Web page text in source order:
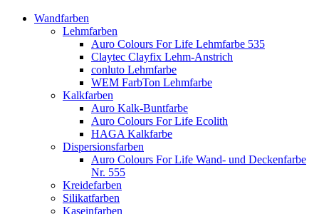
Wandfarben
Lehmfarben
Auro Colours For Life Lehmfarbe 535
Claytec Clayfix Lehm-Anstrich
conluto Lehmfarbe
WEM FarbTon Lehmfarbe
Kalkfarben
Auro Kalk-Buntfarbe
Auro Colours For Life Ecolith
HAGA Kalkfarbe
Dispersionsfarben
Auro Colours For Life Wand- und Deckenfarbe
Nr. 555
Kreidefarben
Silikatfarben
Kaseinfarben